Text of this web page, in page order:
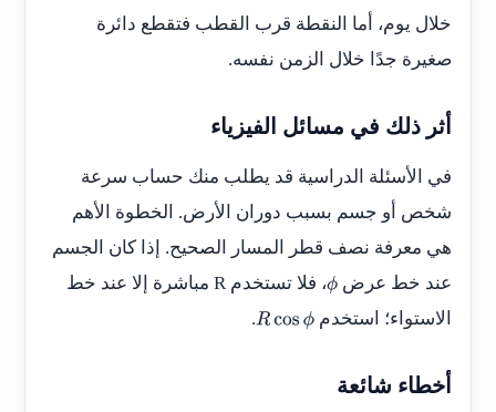
خلال يوم، أما النقطة قرب القطب فتقطع دائرة
صغيرة جدًا خلال الزمن نفسه.
أثر ذلك في مسائل الفيزياء
في الأسئلة الدراسية قد يطلب منك حساب سرعة
شخص أو جسم بسبب دوران الأرض. الخطوة الأهم
هي معرفة نصف قطر المسار الصحيح. إذا كان الجسم
عند خط عرض ϕ، فلا تستخدم Rمباشرة إلا عند خط
الاستواء؛ استخدم
Rcosϕ
.
أخطاء شائعة